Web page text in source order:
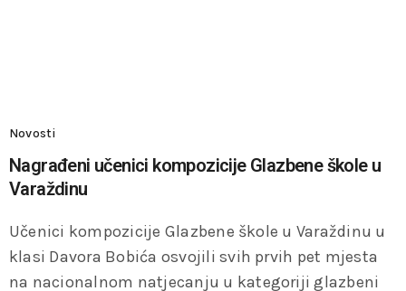
Novosti
Nagrađeni učenici kompozicije Glazbene škole u
Varaždinu
Učenici kompozicije Glazbene škole u Varaždinu u
klasi Davora Bobića osvojili svih prvih pet mjesta
na nacionalnom natjecanju u kategoriji glazbeni